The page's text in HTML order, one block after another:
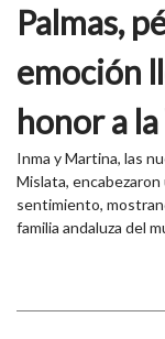
Palmas,
emoción
honor a
Inma y Martina, las
Mislata,
sentimiento,
familia andaluza del